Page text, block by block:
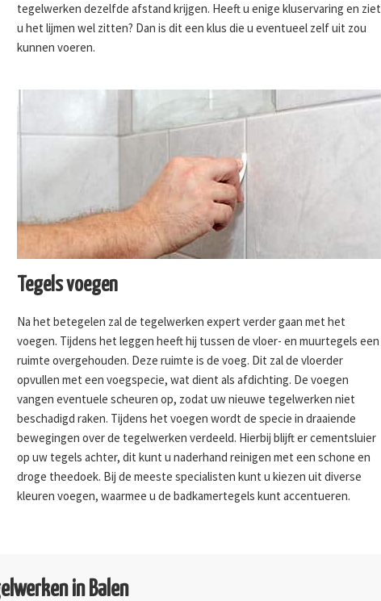
tegelwerken dezelfde afstand krijgen. Heeft u enige kluservaring en ziet
u het lijmen wel zitten? Dan is dit een klus die u eventueel zelf uit zou
kunnen voeren.
Tegels voegen
Na het betegelen zal de tegelwerken expert verder gaan met het
voegen. Tijdens het leggen heeft hij tussen de vloer- en muurtegels een
ruimte overgehouden. Deze ruimte is de voeg. Dit zal de vloerder
opvullen met een voegspecie, wat dient als afdichting. De voegen
vangen eventuele scheuren op, zodat uw nieuwe tegelwerken niet
beschadigd raken. Tijdens het voegen wordt de specie in draaiende
bewegingen over de tegelwerken verdeeld. Hierbij blijft er cementsluier
op uw tegels achter, dit kunt u naderhand reinigen met een schone en
droge theedoek. Bij de meeste specialisten kunt u kiezen uit diverse
kleuren voegen, waarmee u de badkamertegels kunt accentueren.
in Balen